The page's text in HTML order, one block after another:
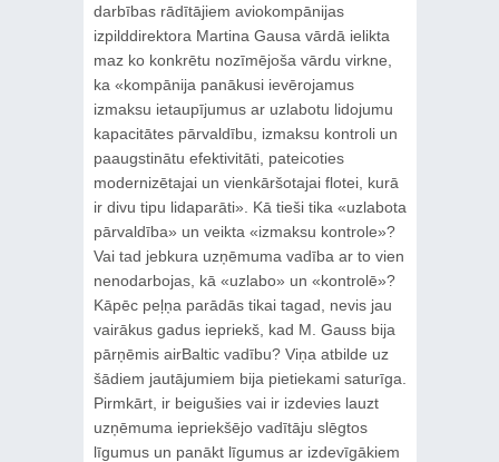
darbības rādītājiem aviokompānijas
izpilddirektora Martina Gausa vārdā ielikta
maz ko konkrētu nozīmējoša vārdu virkne,
ka «kompānija panākusi ievērojamus
izmaksu ietaupījumus ar uzlabotu lidojumu
kapacitātes pārvaldību, izmaksu kontroli un
paaugstinātu efektivitāti, pateicoties
modernizētajai un vienkāršotajai flotei, kurā
ir divu tipu lidaparāti». Kā tieši tika «uzlabota
pārvaldība» un veikta «izmaksu kontrole»?
Vai tad jebkura uzņēmuma vadība ar to vien
nenodarbojas, kā «uzlabo» un «kontrolē»?
Kāpēc peļņa parādās tikai tagad, nevis jau
vairākus gadus iepriekš, kad M. Gauss bija
pārņēmis airBaltic vadību? Viņa atbilde uz
šādiem jautājumiem bija pietiekami saturīga.
Pirmkārt, ir beigušies vai ir izdevies lauzt
uzņēmuma iepriekšējo vadītāju slēgtos
līgumus un panākt līgumus ar izdevīgākiem